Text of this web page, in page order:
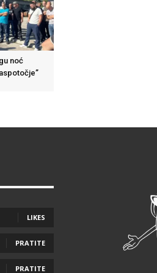
noć
LIKES
PRATITE
PRATITE